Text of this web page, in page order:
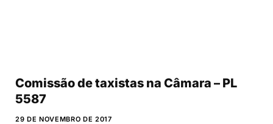
Comissão de taxistas na Câmara – PL
5587
29 DE NOVEMBRO DE 2017